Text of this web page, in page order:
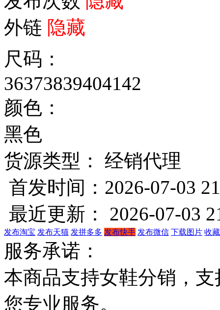
外链 隐藏
尺码：
36373839404142
颜色：
黑色
货源类型： 经销代理
首发时间：2026-07-03
最近更新： 2026-07-03
发布淘宝 发布天猫 发拼多多 发布快手 发布微信 下载图片 收
服务承诺：
本商品支持女鞋分销，
您专业服务。